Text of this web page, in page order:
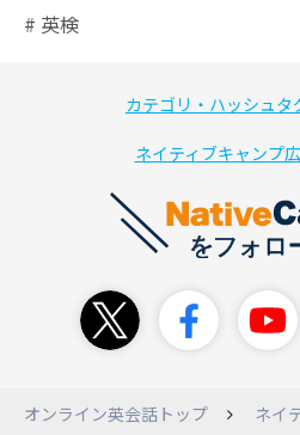
# 英検
カテゴリ・ハッシュタ
ネイティブキャンプ
オンライン英会話トップ
ネイ